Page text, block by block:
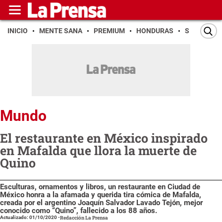
INICIO MENTE SANA PREMIUM HONDURAS SAN PEDRO
Mundo
El restaurante en México inspirado
en Mafalda que llora la muerte de
Quino
Esculturas, ornamentos y libros, un restaurante en Ciudad de
México honra a la afamada y querida tira cómica de Mafalda,
creada por el argentino Joaquín Salvador Lavado Tejón, mejor
conocido como “Quino”, fallecido a los 88 años.
Actualizado: 01/10/2020-Redacción La Prensa